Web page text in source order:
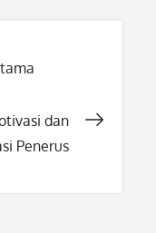
dan
Penerus